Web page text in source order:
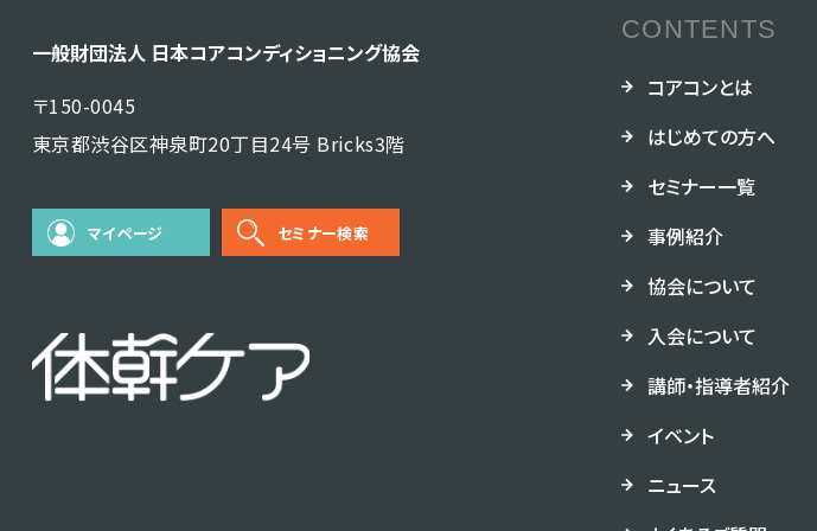
一般財団法人 日本コアコンディショニング協会
〒150-0045
東京都渋谷区神泉町20丁目24号 Bricks3階
マイページ セミナー検索
CONTENTS
コアコンとは
はじめての方へ
セミナー一覧
事例紹介
協会について
入会について
講師・指導者紹介
イベント
ニュース